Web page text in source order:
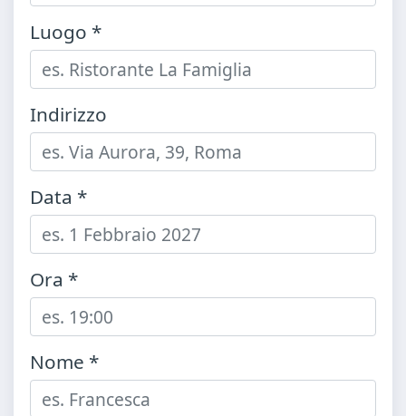
Luogo *
Indirizzo
Data *
Ora *
Nome *